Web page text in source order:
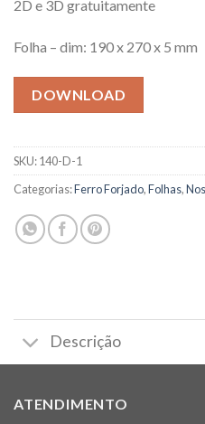
2D e 3D gratuitamente
Folha – dim: 190 x 270 x 5 mm
DOWNLOAD
SKU:140-D-1
Categorias:Ferro Forjado,Folhas,
Descrição
ATENDIMENTO